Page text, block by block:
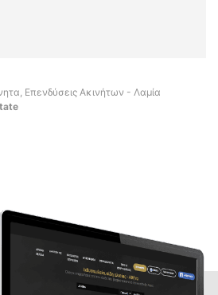
Επενδύσεις Ακινήτων - Λαμία